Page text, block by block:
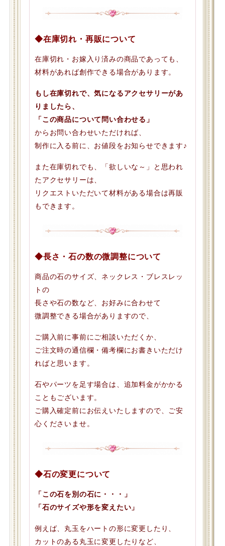
◆在庫切れ・再販について
在庫切れ・お嫁入り済みの商品であっても、
材料があれば創作できる場合があります。
もし在庫切れで、気になるアクセサリーがあ
りましたら、
「この商品について問い合わせる」
からお問い合わせいただければ、
制作に入る前に、お値段をお知らせできます♪
また在庫切れでも、「欲しいな～」と思われ
たアクセサリーは、
リクエストいただいて材料がある場合は再販
もできます。
◆長さ・石の数の微調整について
商品の石のサイズ、ネックレス・ブレスレッ
トの
長さや石の数など、お好みに合わせて
微調整できる場合がありますので、
ご購入前に事前にご相談いただくか、
ご注文時の通信欄・備考欄にお書きいただけ
ればと思います。
石やパーツを足す場合は、追加料金がかかる
こともございます。
ご購入確定前にお伝えいたしますので、ご安
心くださいませ。
◆石の変更について
「この石を別の石に・・・」
「石のサイズや形を変えたい」
例えば、丸玉をハートの形に変更したり、
カットのある丸玉に変更したりなど、